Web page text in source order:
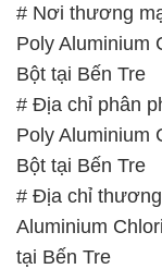
# Nơi thương
Poly Aluminium
Bột tại Bến Tre
# Địa chỉ phân
Poly Aluminium
Bột tại Bến Tre
# Địa chỉ
Aluminium
tại Bến Tre